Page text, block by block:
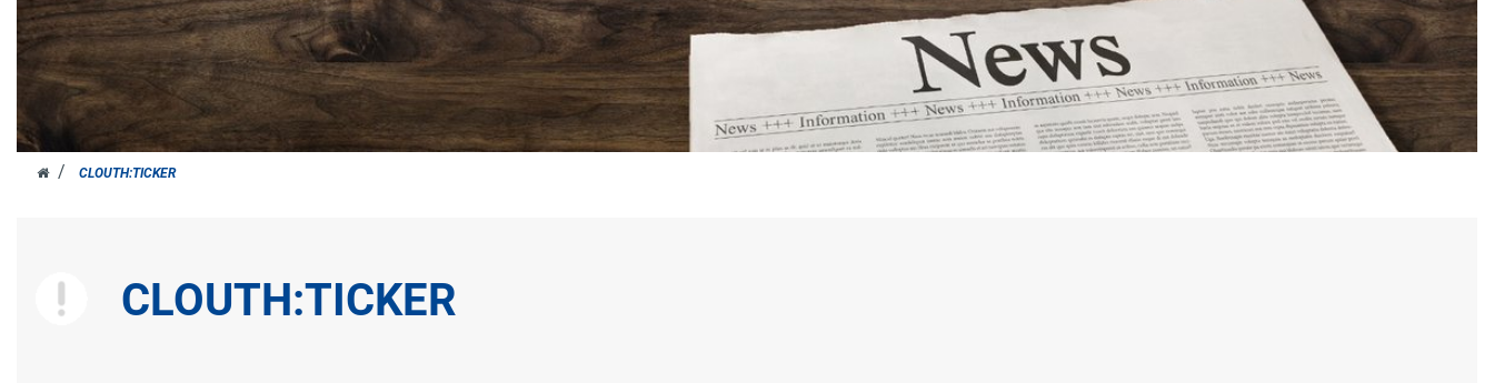
HOMECLOUTH:TICKER
CLOUTH:TICKER